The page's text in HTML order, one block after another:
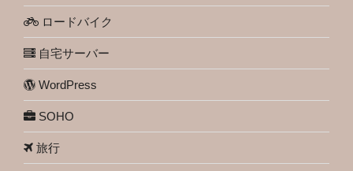
ロードバイク
自宅サーバー
WordPress
SOHO
旅行